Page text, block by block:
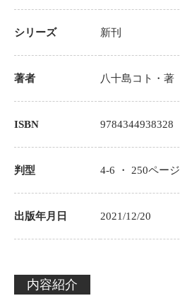
シリーズ 新刊
著者 八十島コト ・著
ISBN 9784344938328
判型 4-6 ・ 250ページ
出版年月日 2021/12/20
内容紹介